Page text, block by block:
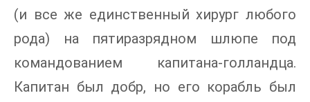
(и все же единственный хирург любого
рода) на пятиразрядном шлюпе под
командованием капитана-голландца.
Капитан был добр, но его корабль был